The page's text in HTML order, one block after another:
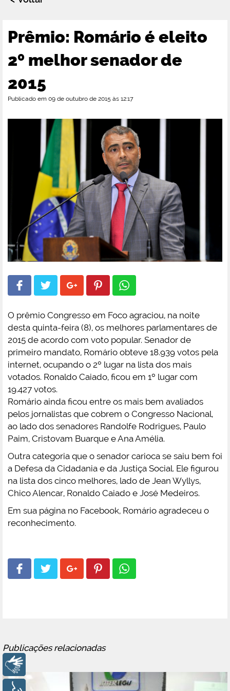
Prêmio: Romário é eleito
2º melhor senador de
2015
Publicado em 09 de outubro de 2015 às 12:17
O prêmio Congresso em Foco agraciou, na noite
desta quinta-feira (8), os melhores parlamentares de
2015 de acordo com voto popular. Senador de
primeiro mandato, Romário obteve 18.939 votos pela
internet, ocupando o 2º lugar na lista dos mais
votados. Ronaldo Caiado, ficou em 1º lugar com
19.427 votos.
Romário ainda ficou entre os mais bem avaliados
pelos jornalistas que cobrem o Congresso Nacional,
ao lado dos senadores Randolfe Rodrigues, Paulo
Paim, Cristovam Buarque e Ana Amélia.
Outra categoria que o senador carioca se saiu bem foi
a Defesa da Cidadania e da Justiça Social. Ele figurou
na lista dos cinco melhores, lado de Jean Wyllys,
Chico Alencar, Ronaldo Caiado e José Medeiros.
Em sua página no Facebook, Romário agradeceu o
reconhecimento.
Publicações relacionadas